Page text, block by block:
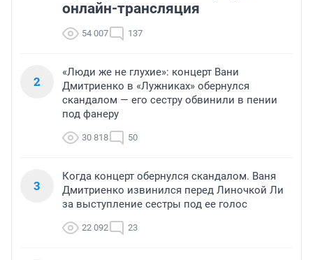
онлайн-трансляция
54 007 137
2
«Люди же не глухие»: концерт Вани
Дмитриенко в «Лужниках» обернулся
скандалом — его сестру обвинили в пении
под фанеру
30 818 50
3
Когда концерт обернулся скандалом. Ваня
Дмитриенко извинился перед Линочкой Ли
за выступление сестры под ее голос
22 092 23